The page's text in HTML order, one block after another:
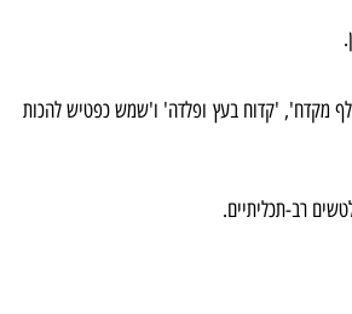
בטוח, פעולת כפתור פשוטה ובלוק ניקוי מגומי
מקדח', 'קדוח בעץ ופלדה' ו'שמש כפטיש להכות
רב-תכליתיים.